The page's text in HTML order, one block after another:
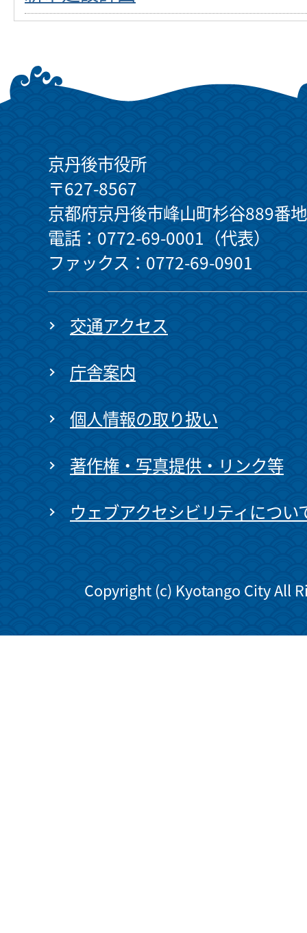
京丹後市役所
〒627-8567
京都府京丹後市峰山町杉谷889番地
電話：0772-69-0001（代表）
ファックス：0772-69-0901
交通アクセス
庁舎案内
個人情報の取り扱い
著作権・写真提供・リンク等
ウェブアクセシビリティについ
Copyright (c) Kyotango City All